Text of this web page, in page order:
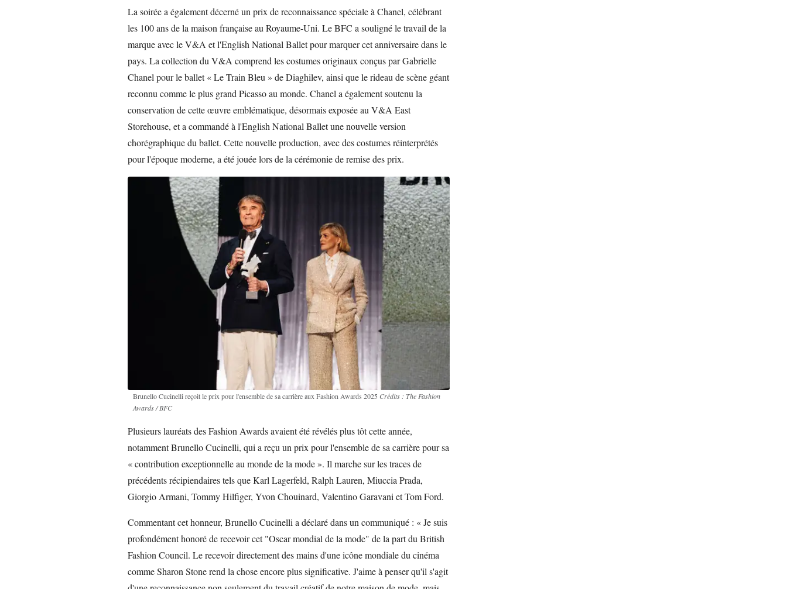
La soirée a également décerné un prix de reconnaissance spéciale à Chanel, célébrant
les 100 ans de la maison française au Royaume-Uni. Le BFC a souligné le travail de la
marque avec le V&A et l'English National Ballet pour marquer cet anniversaire dans le
pays. La collection du V&A comprend les costumes originaux conçus par Gabrielle
Chanel pour le ballet « Le Train Bleu » de Diaghilev, ainsi que le rideau de scène géant
reconnu comme le plus grand Picasso au monde. Chanel a également soutenu la
conservation de cette œuvre emblématique, désormais exposée au V&A East
Storehouse, et a commandé à l'English National Ballet une nouvelle version
chorégraphique du ballet. Cette nouvelle production, avec des costumes réinterprétés
pour l'époque moderne, a été jouée lors de la cérémonie de remise des prix.
Brunello Cucinelli reçoit le prix pour l'ensemble de sa carrière aux Fashion Awards 2025 Crédits : The Fashion
Awards / BFC
Plusieurs lauréats des Fashion Awards avaient été révélés plus tôt cette année,
notamment Brunello Cucinelli, qui a reçu un prix pour l'ensemble de sa carrière pour sa
« contribution exceptionnelle au monde de la mode ». Il marche sur les traces de
précédents récipiendaires tels que Karl Lagerfeld, Ralph Lauren, Miuccia Prada,
Giorgio Armani, Tommy Hilfiger, Yvon Chouinard, Valentino Garavani et Tom Ford.
Commentant cet honneur, Brunello Cucinelli a déclaré dans un communiqué : « Je suis
profondément honoré de recevoir cet "Oscar mondial de la mode" de la part du British
Fashion Council. Le recevoir directement des mains d'une icône mondiale du cinéma
comme Sharon Stone rend la chose encore plus significative. J'aime à penser qu'il s'agit